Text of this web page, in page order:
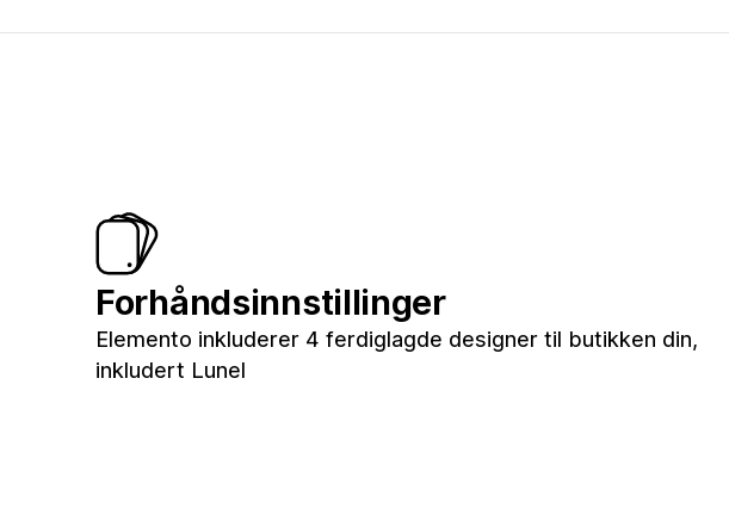
Forhåndsinnstillinger
Elemento inkluderer 4 ferdiglagde designer til butikken din,
inkludert Lunel